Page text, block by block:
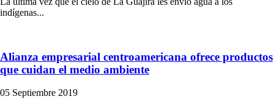
indígenas...
Alianza empresarial centroamericana ofrece productos
que cuidan el medio ambiente
05 Septiembre 2019